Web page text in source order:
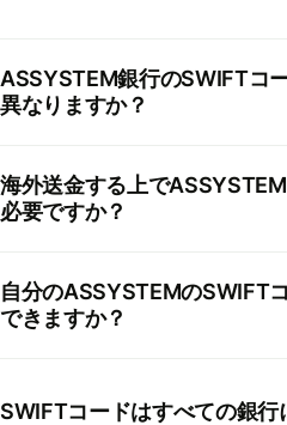
ASSYSTEM銀行のSWIFTコ
異なりますか？
海外送金する上で
必要ですか？
自分のASSYSTEMのSWIFT
できますか？
SWIFTコードはすべての銀行